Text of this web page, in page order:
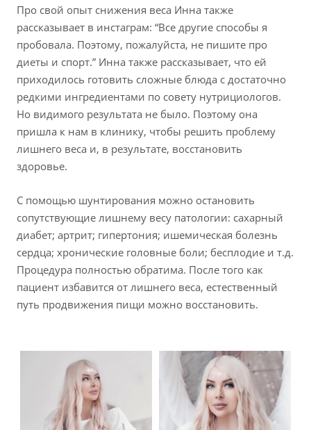
Про свой опыт снижения веса Инна также
рассказывает в инстаграм: “Все другие способы я
пробовала. Поэтому, пожалуйста, не пишите про
диеты и спорт.” Инна также рассказывает, что ей
приходилось готовить сложные блюда с достаточно
редкими ингредиентами по совету нутрициологов.
Но видимого результата не было. Поэтому она
пришла к нам в клинику, чтобы решить проблему
лишнего веса и, в результате, восстановить
здоровье.
С помощью шунтирования можно остановить
сопутствующие лишнему весу патологии: сахарный
диабет; артрит; гипертония; ишемическая болезнь
сердца; хронические головные боли; бесплодие и т.д.
Процедура полностью обратима. После того как
пациент избавится от лишнего веса, естественный
путь продвижения пищи можно восстановить.